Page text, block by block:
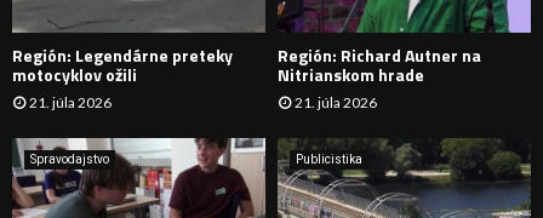
D
A
N
Región: Legendárne preteky
motocyklov ožili
21. júla 2026
Región: Richard Autner na
Nitrianskom hrade
21. júla 2026
Spravodajstvo Publicistika